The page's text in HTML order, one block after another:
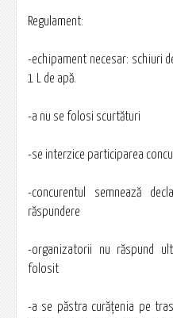
Regulament:
-echipament necesar: schiuri
1 L de apă.
-a nu se folosi scurtături
-se interzice participarea
-concurentul semnează
răspundere
-organizatorii nu răspund
folosit
-a se păstra curăţenia pe